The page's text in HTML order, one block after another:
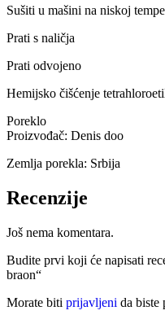
Sušiti u mašini na niskoj
Prati s naličja
Prati odvojeno
Hemijsko čišćenje
Poreklo
Proizvođač: Denis doo
Zemlja porekla: Srbija
Recenzije
Još nema komentara.
Budite prvi koji će napisati
braon“
Morate biti prijavljeni da biste